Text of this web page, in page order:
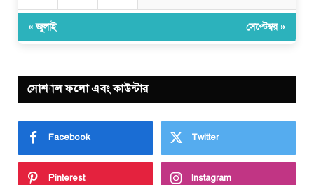
« জুলাই সেপ্টেম্বর »
সোশ্যাল ফলো এবং কাউন্টার
Facebook Twitter
Pinterest Instagram